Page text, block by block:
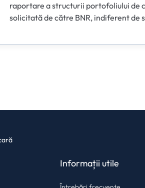
raportare a structurii portofoliului de
solicitată de către BNR, indiferent de
Informații utile